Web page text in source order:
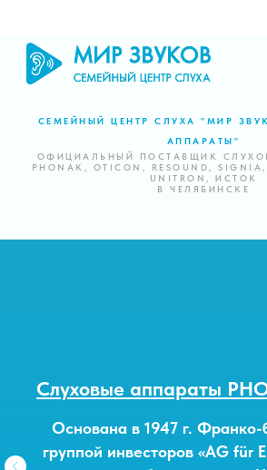
СЕМЕЙНЫЙ ЦЕНТР СЛУХА "МИР
АППАРАТЫ"
ОФИЦИАЛЬНЫЙ ПОСТАВЩИК
PHONAK, OTICON, RESOUND, SIGNIA,
UNITRON, ИСТОК
В ЧЕЛЯБИНСКЕ
Слуховые аппараты
IT WAS FOUNDED IN
DEMANT, -